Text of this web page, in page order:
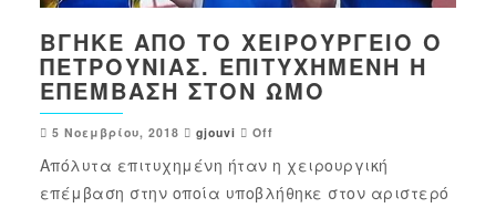
ΒΓΉΚΕ ΑΠΌ ΤΟ ΧΕΙΡΟΥΡΓΕΊΟ Ο
ΠΕΤΡΟΎΝΙΑΣ. ΕΠΙΤΥΧΗΜΈΝΗ Η
ΕΠΈΜΒΑΣΗ ΣΤΟΝ ΏΜΟ
5 Νοεμβρίου, 2018 gjouvi Off
Απόλυτα επιτυχημένη ήταν η χειρουργική
επέμβαση στην οποία υποβλήθηκε στον αριστερό